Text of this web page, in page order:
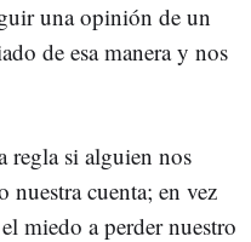
una opinión de un
de esa manera y nos
regla si alguien nos
nuestra cuenta; en vez
miedo a perder nuestro